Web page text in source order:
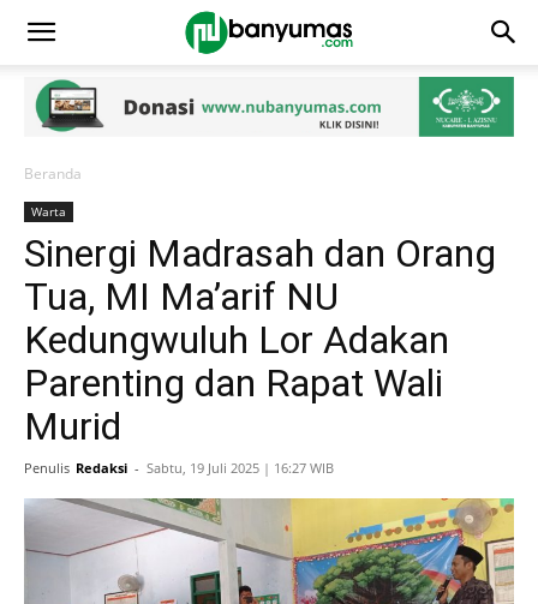
Beranda
Warta
Sinergi Madrasah dan Orang
Tua, MI Ma’arif NU
Kedungwuluh Lor Adakan
Parenting dan Rapat Wali
Murid
Penulis Redaksi - Sabtu, 19 Juli 2025 | 16:27 WIB